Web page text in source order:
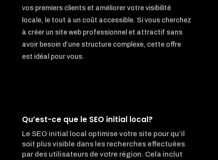
vos premiers clients et améliorer votre visibilité
locale, le tout à un coût accessible. Si vous cherchez
à créer un site web professionnel et attractif sans
avoir besoin d’une structure complexe, cette offre
est idéal pour vous.
Qu’est-ce que le SEO initial local?
Le SEO initial local optimise votre site pour qu’il
soit plus visible dans les recherches effectuées
par des utilisateurs de votre région. Cela inclut